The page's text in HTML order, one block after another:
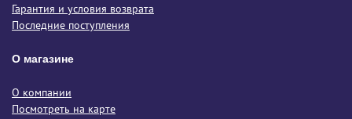
Гарантия и условия возврата
Последние поступления
О магазине
О компании
Посмотреть на карте